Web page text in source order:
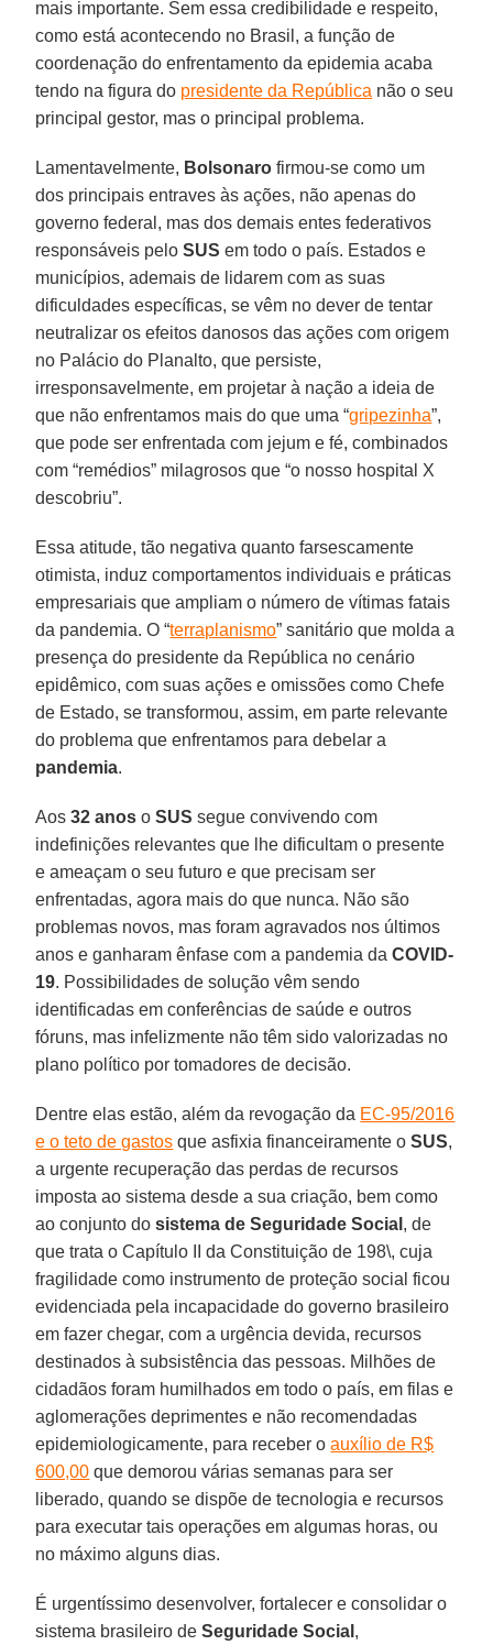
mais importante. Sem essa credibilidade e respeito,
como está acontecendo no Brasil, a função de
coordenação do enfrentamento da epidemia acaba
tendo na figura do presidente da República não o seu
principal gestor, mas o principal problema.
Lamentavelmente, Bolsonaro firmou-se como um
dos principais entraves às ações, não apenas do
governo federal, mas dos demais entes federativos
responsáveis peloSUS em todo o país. Estados e
municípios, ademais de lidarem com as suas
dificuldades específicas, se vêm no dever de tentar
neutralizar os efeitos danosos das ações com origem
no Palácio do Planalto, que persiste,
irresponsavelmente, em projetar à nação a ideia de
que não enfrentamos mais do que uma “gripezinha”,
que pode ser enfrentada com jejum e fé, combinados
com “remédios” milagrosos que “o nosso hospital X
descobriu”.
Essa atitude, tão negativa quanto farsescamente
otimista, induz comportamentos individuais e práticas
empresariais que ampliam o número de vítimas fatais
da pandemia. O “terraplanismo” sanitário que molda a
presença do presidente da República no cenário
epidêmico, com suas ações e omissões como Chefe
de Estado, se transformou, assim, em parte relevante
do problema que enfrentamos para debelar a
pandemia.
Aos32 anoso SUS segue convivendo com
indefinições relevantes que lhe dificultam o presente
e ameaçam o seu futuro e que precisam ser
enfrentadas, agora mais do que nunca. Não são
problemas novos, mas foram agravados nos últimos
anos e ganharam ênfase com a pandemia daCOVID-
19. Possibilidades de solução vêm sendo
identificadas em conferências de saúde e outros
fóruns, mas infelizmente não têm sido valorizadas no
plano político por tomadores de decisão.
Dentre elas estão, além da revogação da EC-95/2016
e o teto de gastos que asfixia financeiramente oSUS,
a urgente recuperação das perdas de recursos
imposta ao sistema desde a sua criação, bem como
ao conjunto dosistema de Seguridade Social , de
que trata o Capítulo II da Constituição de 198\, cuja
fragilidade como instrumento de proteção social ficou
evidenciada pela incapacidade do governo brasileiro
em fazer chegar, com a urgência devida, recursos
destinados à subsistência das pessoas. Milhões de
cidadãos foram humilhados em todo o país, em filas e
aglomerações deprimentes e não recomendadas
epidemiologicamente, para receber oauxílio de R$
600,00 que demorou várias semanas para ser
liberado, quando se dispõe de tecnologia e recursos
para executar tais operações em algumas horas, ou
no máximo alguns dias.
É urgentíssimo desenvolver, fortalecer e consolidar o
sistema brasileiro deSeguridade Social ,